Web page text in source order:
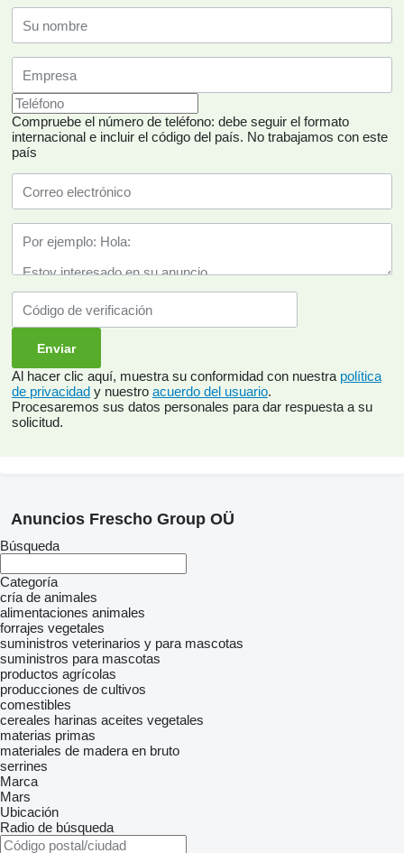
Compruebe el número de teléfono: debe seguir el formato
internacional e incluir el código del país. No trabajamos con este
país
Al hacer clic aquí, muestra su conformidad con nuestra política
de privacidad y nuestro acuerdo del usuario.
Procesaremos sus datos personales para dar respuesta a su
solicitud.
Anuncios Frescho Group OÜ
Búsqueda
Categoría
cría de animales
alimentaciones animales
forrajes vegetales
suministros veterinarios y para mascotas
suministros para mascotas
productos agrícolas
producciones de cultivos
comestibles
cereales harinas aceites vegetales
materias primas
materiales de madera en bruto
serrines
Marca
Mars
Ubicación
Radio de búsqueda